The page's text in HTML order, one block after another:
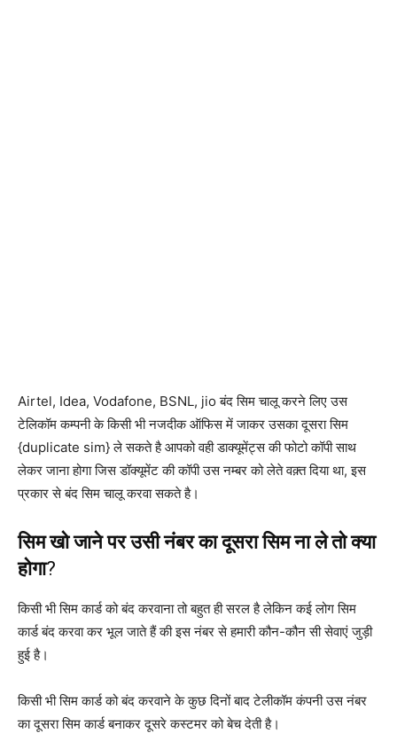
Airtel, Idea, Vodafone, BSNL, jio बंद सिम चालू करने लिए उस
टेलिकॉम कम्पनी के किसी भी नजदीक ऑफिस में जाकर उसका दूसरा सिम
{duplicate sim} ले सकते है आपको वही डाक्यूमेंट्स की फोटो कॉपी साथ
लेकर जाना होगा जिस डॉक्यूमेंट की कॉपी उस नम्बर को लेते वक़्त दिया था, इस
प्रकार से बंद सिम चालू करवा सकते है।
सिम खो जाने पर उसी नंबर का दूसरा सिम ना ले तो क्या
होगा?
किसी भी सिम कार्ड को बंद करवाना तो बहुत ही सरल है लेकिन कई लोग सिम
कार्ड बंद करवा कर भूल जाते हैं की इस नंबर से हमारी कौन-कौन सी सेवाएं जुड़ी
हुई है।
किसी भी सिम कार्ड को बंद करवाने के कुछ दिनों बाद टेलीकॉम कंपनी उस नंबर
का दूसरा सिम कार्ड बनाकर दूसरे कस्टमर को बेच देती है।